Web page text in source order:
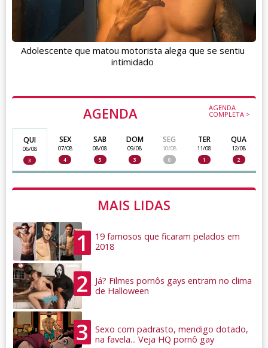
AGENDA AGENDA
COMPLETA >
QUI
06/08
3
SEX
07/08
4
SAB
08/08
5
DOM
09/08
3
SEG
10/08
0
TER
11/08
1
QUA
12/08
2
MAIS LIDAS
1
19 famosos que ficaram pelados em
2018
2
Já? Filmes pornôs gays entram no clima
de Halloween
3
Sexo com padrasto, mendigo dotado,
na favela... Veja HQ pornô gay
Adolescente que matou motorista alega que se sentiu
intimidado